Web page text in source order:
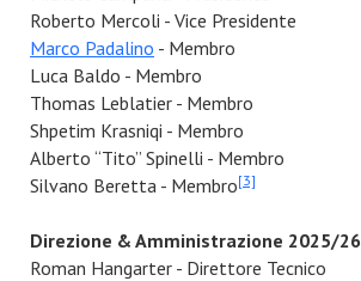
Roberto Mercoli - Vice Presidente
Marco Padalino - Membro
Luca Baldo - Membro
Thomas Leblatier - Membro
Shpetim Krasniqi - Membro
Alberto “Tito” Spinelli - Membro
Silvano Beretta - Membro[3]
Direzione & Amministrazione 2025/26
Roman Hangarter - Direttore Tecnico